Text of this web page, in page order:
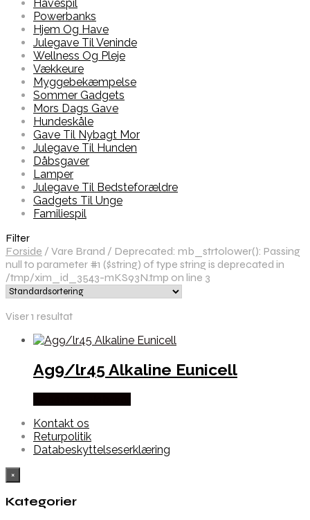
Havespil
Powerbanks
Hjem Og Have
Julegave Til Veninde
Wellness Og Pleje
Vækkeure
Myggebekæmpelse
Sommer Gadgets
Mors Dags Gave
Hundeskåle
Gave Til Nybagt Mor
Julegave Til Hunden
Dåbsgaver
Lamper
Julegave Til Bedsteforældre
Gadgets Til Unge
Familiespil
Filter
Forside / Vare Brand / Deprecated: mb_strtolower(): Passing
null to parameter #1 ($string) of type string is deprecated in
/tmp/xim_id_3543-mKS93N.tmp on line 3
Viser 1 resultat
Ag9/lr45 Alkaline Eunicell
Kontakt os
Returpolitik
Databeskyttelseserklæring
×
Kategorier